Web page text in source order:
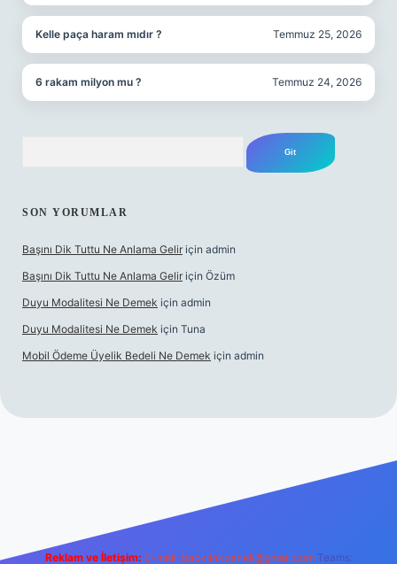
Kelle paça haram mıdır ? Temmuz 25, 2026
6 rakam milyon mu ? Temmuz 24, 2026
SON YORUMLAR
Başını Dik Tuttu Ne Anlama Gelir için admin
Başını Dik Tuttu Ne Anlama Gelir için Özüm
Duyu Modalitesi Ne Demek için admin
Duyu Modalitesi Ne Demek için Tuna
Mobil Ödeme Üyelik Bedeli Ne Demek için admin
Reklam ve İletişim: E-mail: backlinkpaneli@gmail.com Teams: